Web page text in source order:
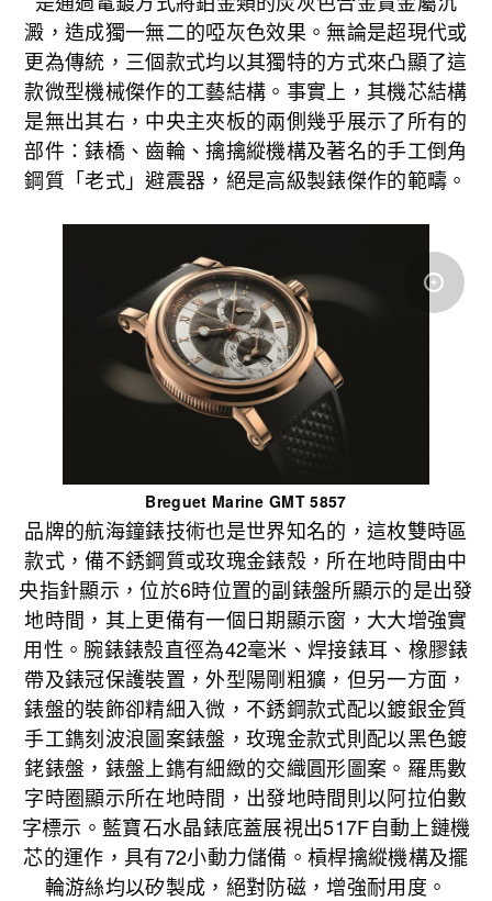
澱，造成獨一無二的啞灰色效果。無論是超現代或
更為傳統，三個款式均以其獨特的方式來凸顯了這
款微型機械傑作的工藝結構。事實上，其機芯結構
是無出其右，中央主夾板的兩側幾乎展示了所有的
部件：錶橋、齒輪、擒擒縱機構及著名的手工倒角
鋼質「老式」避震器，絕是高級製錶傑作的範疇。
Breguet Marine GMT 5857
品牌的航海鐘錶技術也是世界知名的，這枚雙時區
款式，備不銹鋼質或玫瑰金錶殼，所在地時間由中
央指針顯示，位於6時位置的副錶盤所顯示的是出發
地時間，其上更備有一個日期顯示窗，大大增強實
用性。腕錶錶殼直徑為42毫米、焊接錶耳、橡膠錶
帶及錶冠保護裝置，外型陽剛粗獷，但另一方面，
錶盤的裝飾卻精細入微，不銹鋼款式配以鍍銀金質
手工鐫刻波浪圖案錶盤，玫瑰金款式則配以黑色鍍
銠錶盤，錶盤上鐫有細緻的交織圓形圖案。羅馬數
字時圈顯示所在地時間，出發地時間則以阿拉伯數
字標示。藍寶石水晶錶底蓋展視出517F自動上鏈機
芯的運作，具有72小動力儲備。槓桿擒縱機構及擺
輪游絲均以矽製成，絕對防磁，增強耐用度。